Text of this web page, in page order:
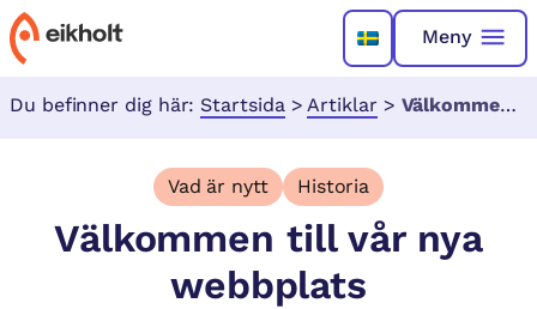
Meny
Du befinner dig här: Startsida > Artiklar > Välkommen till vår nya webbplats
Vad är nytt Historia
Välkommen till vår nya
webbplats